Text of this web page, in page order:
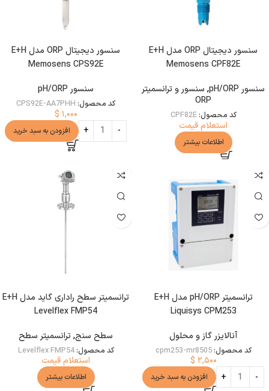
سنسور دیجیتال ORP مدل E+H
Memosens CPF82E
سنسور pH/ORP
, سنسور و ترانسمیتر
ORP
کد محصول:CPF82E
استعلام قیمت
اطلاعات بیشتر
سنسور دیجیتال ORP مدل E+H
Memosens CPS92E
سنسور pH/ORP
کد محصول: CPS92E-AA7PHH
$ ۱,۰۰۰
افزودن به سبد خرید
ترانسمیتر pH/ORP مدل E+H
Liquisys CPM253
آنالایزر گاز و محلول
کد محصول:cpm253-mr8505
$ ۲,۵۰۰
افزودن به سبد خرید
ترانسمیتر سطح راداری گاید مدل E+H
Levelflex FMP54
سطح سنج,ترانسمیتر سطح
کد محصول:Levelflex FMP54
استعلام قیمت
اطلاعات بیشتر